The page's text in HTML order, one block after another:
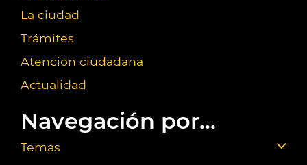
La ciudad
Trámites
Atención ciudadana
Actualidad
Navegación por...
Temas